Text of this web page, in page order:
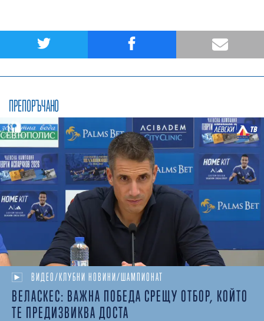
ПРЕПОРЪЧАНО
ВИДЕО/КЛУБНИ НОВИНИ/ШАМПИОНАТ
ВЕЛАСКЕС: ВАЖНА ПОБЕДА СРЕЩУ ОТБОР, КОЙТО
ТЕ ПРЕДИЗВИКВА ДОСТА